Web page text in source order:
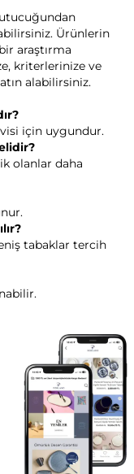
Ürünlerin
araştırma
kriterlerinize ve
alabilirsiniz.
için uygundur.
olanlar daha
tabaklar tercih